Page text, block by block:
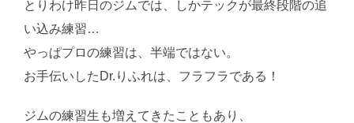
とりわけ昨日のジムでは、しかテックが最終段階の追
い込み練習…
やっぱプロの練習は、半端ではない。
お手伝いしたDr.りふれは、フラフラである！
ジムの練習生も増えてきたこともあり、